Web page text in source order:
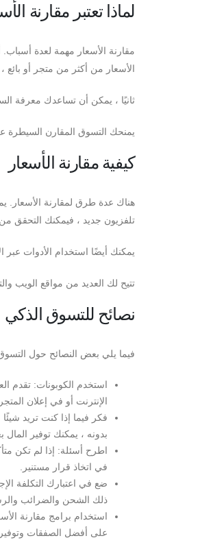
لماذا تعتبر مقارنة
مقارنة الأسعار مهمة لعدة
الأسعار من أكثر من متجر أو بائع
ثانيًا ، يمكن أن تساعدك معرفة
يمنحك التسوق المقارن السيطرة
كيفية مقارنة الأسعار
هناك عدة طرق لمقارنة الأسعار.
تلفزيون جديد ، فيمكنك التحقق
يمكنك أيضًا استخدام الأدوات عبر
تتيح لك العديد من مواقع الويب
نصائح للتسوق الذكي
فيما يلي بعض النصائح حول
استخدم الكوبونات: تقدم
الإنترنت أو في إعلان
فكر فيما إذا كنت تريد
بدونه ، يمكنك توفير المال
اطرح أسئلة: إذا لم تكن
في اتخاذ قرار مستنير.
ضع في اعتبارك التكلفة
ذلك الشحن والضرائب
استخدام برامج مقارنة
على أفضل الصفقات